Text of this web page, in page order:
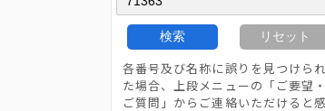
検索 リセット
各番号及び名称に誤りを見つけられ
た場合、上段メニューの「ご要望・
ご質問」からご連絡いただけると感